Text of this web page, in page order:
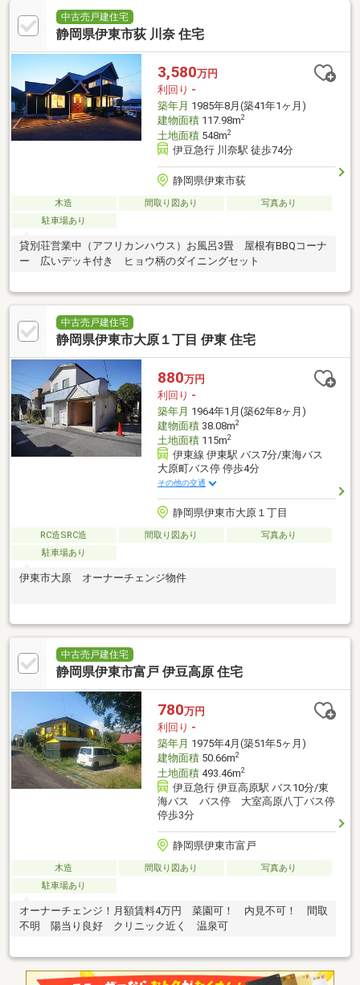
中古売戸建住宅
静岡県伊東市荻 川奈 住宅
3,580万円
利回り -
築年月 1985年8月(築41年1ヶ月)
建物面積117.98m2
土地面積548m2
伊豆急行 川奈駅 徒歩74分
静岡県伊東市荻
木造 間取り図あり
写真あり
駐車場あり
貸別荘営業中（アフリカンハウス）お風呂3畳 屋根有BBQコーナ
ー 広いデッキ付き ヒョウ柄のダイニングセット
中古売戸建住宅
静岡県伊東市大原１丁目 伊東 住宅
880万円
利回り -
築年月 1964年1月(築62年8ヶ月)
建物面積38.08m2
土地面積115m2
伊東線 伊東駅 バス7分/東海バス
大原町バス停 停歩4分
その他の交通
静岡県伊東市大原１丁目
RC造SRC造 間取り図あり
写真あり
駐車場あり
伊東市大原 オーナーチェンジ物件
中古売戸建住宅
静岡県伊東市富戸 伊豆高原 住宅
780万円
利回り -
築年月 1975年4月(築51年5ヶ月)
建物面積50.66m2
土地面積493.46m2
伊豆急行 伊豆高原駅 バス10分/東
海バス バス停 大室高原八丁バス停
停歩3分
静岡県伊東市富戸
木造 間取り図あり
写真あり
駐車場あり
オーナーチェンジ！月額賃料4万円 菜園可！ 内見不可！ 間取
不明 陽当り良好 クリニック近く 温泉可